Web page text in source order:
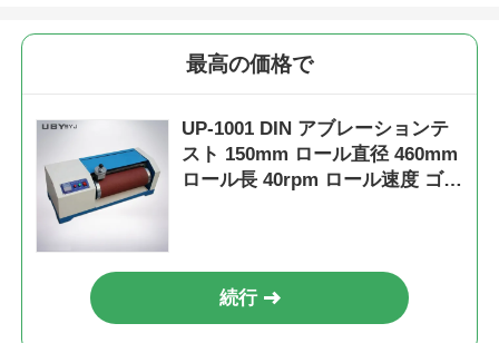
最高の価格で
UP-1001 DIN アブレーションテ
スト 150mm ロール直径 460mm
ロール長 40rpm ロール速度 ゴム
続行